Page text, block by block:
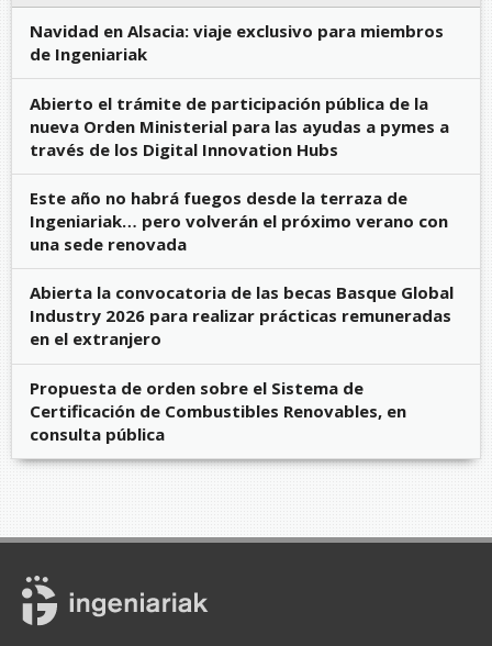
Navidad en Alsacia: viaje exclusivo para miembros
de Ingeniariak
Abierto el trámite de participación pública de la
nueva Orden Ministerial para las ayudas a pymes a
través de los Digital Innovation Hubs
Este año no habrá fuegos desde la terraza de
Ingeniariak… pero volverán el próximo verano con
una sede renovada
Abierta la convocatoria de las becas Basque Global
Industry 2026 para realizar prácticas remuneradas
en el extranjero
Propuesta de orden sobre el Sistema de
Certificación de Combustibles Renovables, en
consulta pública